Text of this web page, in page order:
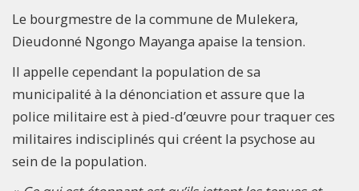
Le bourgmestre de la commune de Mulekera,
Dieudonné Ngongo Mayanga apaise la tension.
Il appelle cependant la population de sa
municipalité à la dénonciation et assure que la
police militaire est à pied-d’œuvre pour traquer ces
militaires indisciplinés qui créent la psychose au
sein de la population.